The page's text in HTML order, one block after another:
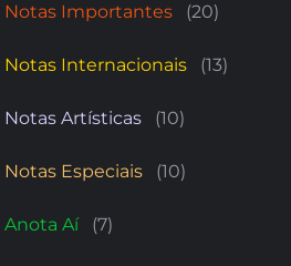
Notas Importantes (20)
Notas Internacionais (13)
Notas Artísticas (10)
Notas Especiais (10)
Anota Aí(7)